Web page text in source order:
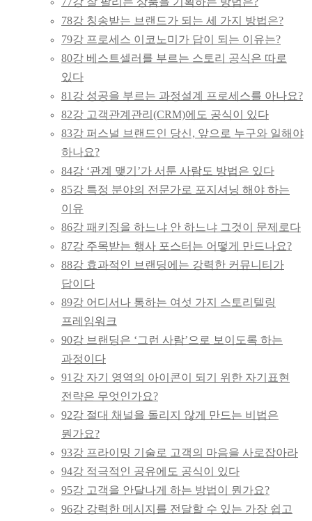
78강 칭송받는 브랜드가 되는 세 가지 방법은?
79강 프로세스 이코노미가 답이 되는 이유는?
80강 베스트셀러를 부르는 스토리 공식은 따로
있다
81강 성공을 부르는 과정설계 프로세스를 아나요?
82강 고객관계관리(CRM)에도 공식이 있다
83강 퍼스널 브랜드인 당신, 앞으로 누구와 일해야
하나요?
84강 ‘관계 맺기’가 서툰 사람도 방법은 있다
85강 특정 분야의 전문가로 포지셔닝 해야 하는
이유
86강 패키징을 하느냐 안 하느냐 그것이 문제로다
87강 주목받는 행사 포스터는 어떻게 만드나요?
88강 효과적인 브랜딩에는 강력한 커뮤니티가
답이다
89강 어디서나 통하는 여섯 가지 스토리텔링
프레임워크
90강 브랜딩은 ‘그런 사람’으로 보이도록 하는
과정이다
91강 자기 영역의 아이콘이 되기 위한 자기표현
전략은 무엇인가요?
92강 절대 채널을 돌리지 않게 만드는 비법은
뭔가요?
93강 프라이밍 기술로 고객의 마음을 사로잡아라
94강 적극적인 공유에도 공식이 있다
95강 고객을 안달나게 하는 방법이 뭔가요?
96강 강력한 메시지를 전달할 수 있는 가장 쉽고